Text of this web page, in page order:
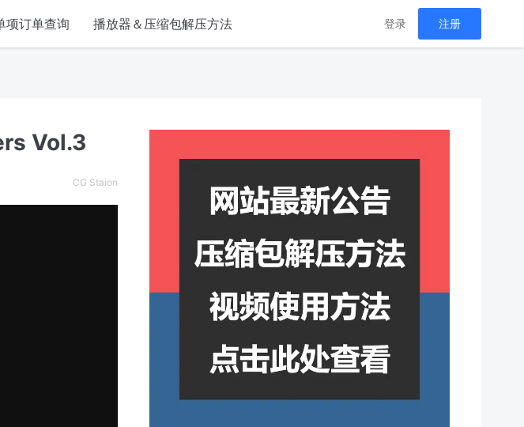
项订单查询 播放器＆压缩包解压方法 登录 注册
Vol.3
CG Staion